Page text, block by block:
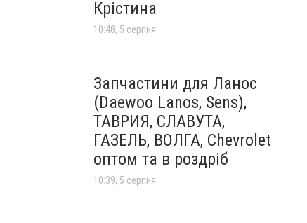
Крістина
10:48, 5 серпня
Запчастини для Ланос
(Daewoo Lanos, Sens),
ТАВРИЯ, СЛАВУТА,
ГАЗЕЛЬ, ВОЛГА, Chevrolet
оптом та в роздріб
10:39, 5 серпня